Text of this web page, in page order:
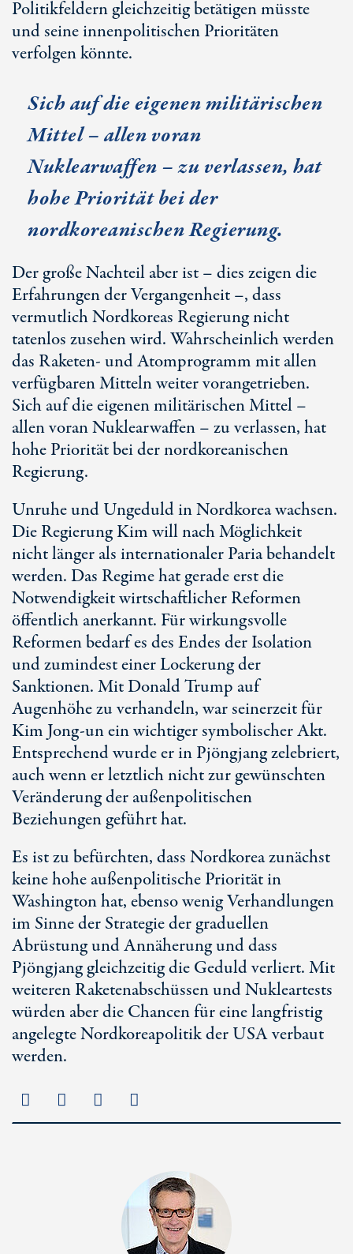
Politikfeldern gleichzeitig betätigen müsste
und seine innenpolitischen Prioritäten
verfolgen könnte.
Sich auf die eigenen militärischen
Mittel – allen voran
Nuklearwaffen – zu verlassen, hat
hohe Priorität bei der
nordkoreanischen Regierung.
Der große Nachteil aber ist – dies zeigen die
Erfahrungen der Vergangenheit –, dass
vermutlich Nordkoreas Regierung nicht
tatenlos zusehen wird. Wahrscheinlich werden
das Raketen- und Atomprogramm mit allen
verfügbaren Mitteln weiter vorangetrieben.
Sich auf die eigenen militärischen Mittel –
allen voran Nuklearwaffen – zu verlassen, hat
hohe Priorität bei der nordkoreanischen
Regierung.
Unruhe und Ungeduld in Nordkorea wachsen.
Die Regierung Kim will nach Möglichkeit
nicht länger als internationaler Paria behandelt
werden. Das Regime hat gerade erst die
Notwendigkeit wirtschaftlicher Reformen
öffentlich anerkannt. Für wirkungsvolle
Reformen bedarf es des Endes der Isolation
und zumindest einer Lockerung der
Sanktionen. Mit Donald Trump auf
Augenhöhe zu verhandeln, war seinerzeit für
Kim Jong-un ein wichtiger symbolischer Akt.
Entsprechend wurde er in Pjöngjang zelebriert,
auch wenn er letztlich nicht zur gewünschten
Veränderung der außenpolitischen
Beziehungen geführt hat.
Es ist zu befürchten, dass Nordkorea zunächst
keine hohe außenpolitische Priorität in
Washington hat, ebenso wenig Verhandlungen
im Sinne der Strategie der graduellen
Abrüstung und Annäherung und dass
Pjöngjang gleichzeitig die Geduld verliert. Mit
weiteren Raketenabschüssen und Nukleartests
würden aber die Chancen für eine langfristig
angelegte Nordkoreapolitik der USA verbaut
werden.